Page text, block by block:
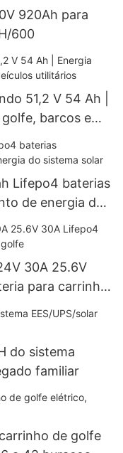
920Ah para
600
51,2 V 54 Ah |
barcos e
Lifepo4 baterias
de energia do
30A 25.6V
para carrinho
do sistema
familiar
de golfe